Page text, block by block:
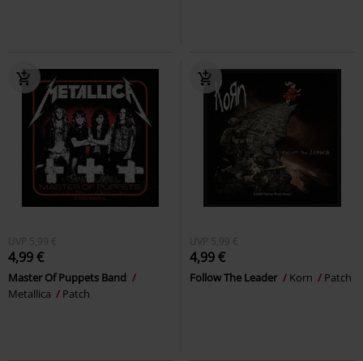
UVP 5,99 €
4,99 €
Master Of Puppets Band
Metallica
Patch
UVP 5,99 €
4,99 €
Follow The Leader Korn Patch